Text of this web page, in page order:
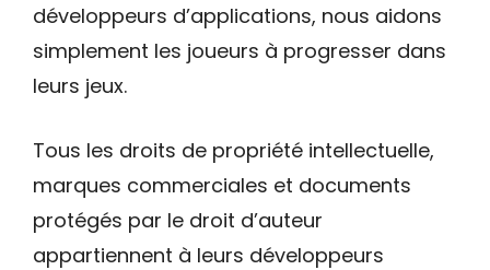
développeurs d’applications, nous aidons
simplement les joueurs à progresser dans
leurs jeux.
Tous les droits de propriété intellectuelle,
marques commerciales et documents
protégés par le droit d’auteur
appartiennent à leurs développeurs